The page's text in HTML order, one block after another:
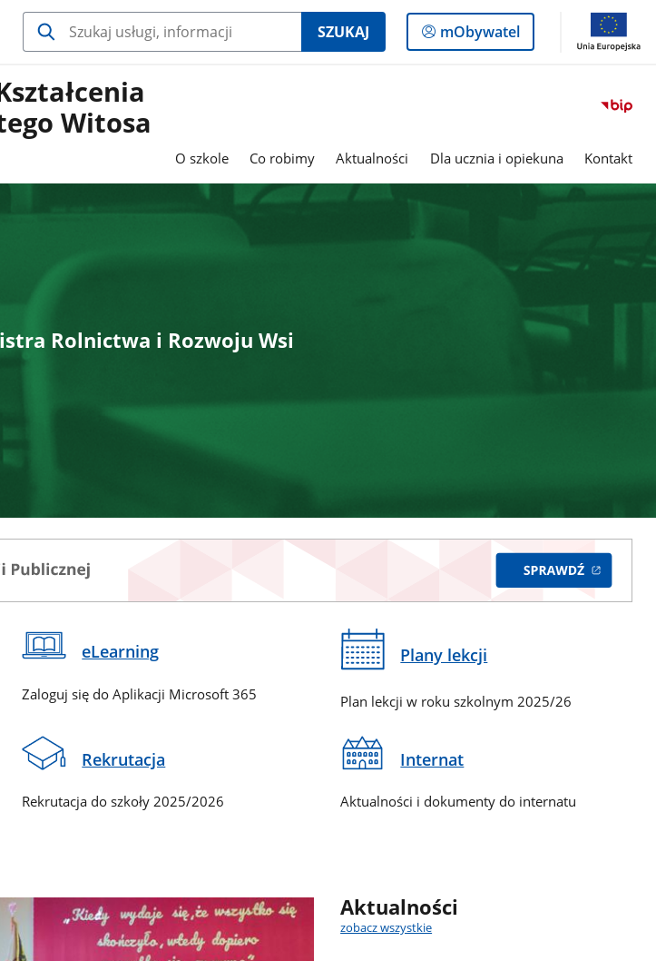
SZUKAJ
Logowanie
do
mObywatel
Witosa
O szkole Co robimy Aktualności Dla ucznia i opiekuna Kontakt
Rolnictwa i Rozwoju Wsi
eLearning
Zaloguj się do Aplikacji Microsoft 365
Plany lekcji
Plan lekcji w roku szkolnym 2025/26
Rekrutacja
Rekrutacja do szkoły 2025/2026
Internat
Aktualności i dokumenty do internatu
Aktualności
zobacz wszystkie